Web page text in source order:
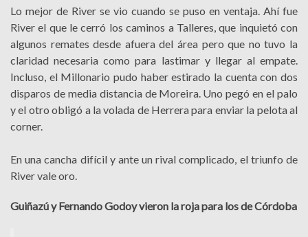
Lo mejor de River se vio cuando se puso en ventaja. Ahí fue
River el que le cerró los caminos a Talleres, que inquietó con
algunos remates desde afuera del área pero que no tuvo la
claridad necesaria como para lastimar y llegar al empate.
Incluso, el Millonario pudo haber estirado la cuenta con dos
disparos de media distancia de Moreira. Uno pegó en el palo
y el otro obligó a la volada de Herrera para enviar la pelota al
corner.
En una cancha difícil y ante un rival complicado, el triunfo de
River vale oro.
Guiñazú y Fernando Godoy vieron la roja para los de Córdoba